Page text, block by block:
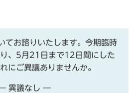
てお諮りいたします。今期臨時
、5月21日まで12日間にした
にご異議ありませんか。
異議なし ―